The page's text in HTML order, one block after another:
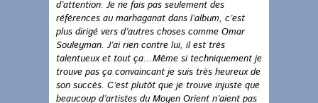
d’attention. Je ne fais pas seulement des
références au marhaganat dans l’album, c’est
plus dirigé vers d’autres choses comme Omar
Souleyman. J’ai rien contre lui, il est très
talentueux et tout ça…Même si techniquement je
trouve pas ça convaincant je suis très heureux de
son succès. C’est plutôt que je trouve injuste que
beaucoup d’artistes du Moyen Orient n’aient pas